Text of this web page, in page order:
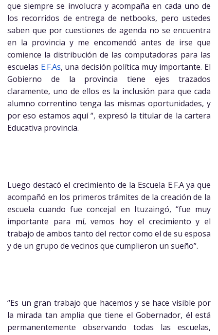
que siempre se involucra y acompaña en cada uno de
los recorridos de entrega de netbooks, pero ustedes
saben que por cuestiones de agenda no se encuentra
en la provincia y me encomendó antes de irse que
comience la distribución de las computadoras para las
escuelas E.F.As, una decisión política muy importante. El
Gobierno de la provincia tiene ejes trazados
claramente, uno de ellos es la inclusión para que cada
alumno correntino tenga las mismas oportunidades, y
por eso estamos aquí “, expresó la titular de la cartera
Educativa provincia.
Luego destacó el crecimiento de la Escuela E.F.A ya que
acompañó en los primeros trámites de la creación de la
escuela cuando fue concejal en Ituzaingó, “fue muy
importante para mí, vemos hoy el crecimiento y el
trabajo de ambos tanto del rector como el de su esposa
y de un grupo de vecinos que cumplieron un sueño”.
“Es un gran trabajo que hacemos y se hace visible por
la mirada tan amplia que tiene el Gobernador, él está
permanentemente observando todas las escuelas,